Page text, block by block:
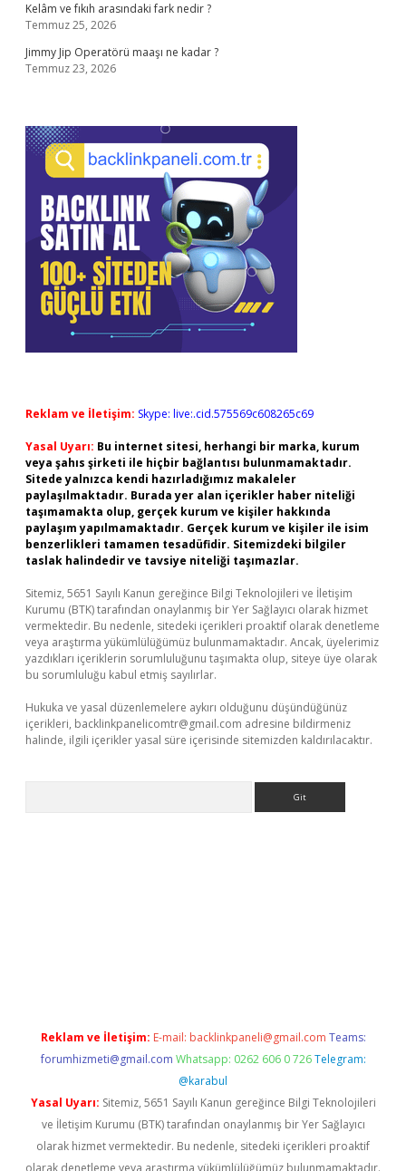
Kelâm ve fıkıh arasındaki fark nedir ?
Temmuz 25, 2026
Jimmy Jip Operatörü maaşı ne kadar ?
Temmuz 23, 2026
Reklam ve İletişim: Skype: live:.cid.575569c608265c69
Yasal Uyarı: Bu internet sitesi, herhangi bir marka, kurum
veya şahıs şirketi ile hiçbir bağlantısı bulunmamaktadır.
Sitede yalnızca kendi hazırladığımız makaleler
paylaşılmaktadır. Burada yer alan içerikler haber niteliği
taşımamakta olup, gerçek kurum ve kişiler hakkında
paylaşım yapılmamaktadır. Gerçek kurum ve kişiler ile isim
benzerlikleri tamamen tesadüfidir. Sitemizdeki bilgiler
taslak halindedir ve tavsiye niteliği taşımazlar.
Sitemiz, 5651 Sayılı Kanun gereğince Bilgi Teknolojileri ve İletişim
Kurumu (BTK) tarafından onaylanmış bir Yer Sağlayıcı olarak hizmet
vermektedir. Bu nedenle, sitedeki içerikleri proaktif olarak denetleme
veya araştırma yükümlülüğümüz bulunmamaktadır. Ancak, üyelerimiz
yazdıkları içeriklerin sorumluluğunu taşımakta olup, siteye üye olarak
bu sorumluluğu kabul etmiş sayılırlar.
Hukuka ve yasal düzenlemelere aykırı olduğunu düşündüğünüz
içerikleri, backlinkpanelicomtr@gmail.com adresine bildirmeniz
halinde, ilgili içerikler yasal süre içerisinde sitemizden kaldırılacaktır.
Reklam ve İletişim: E-mail: backlinkpaneli@gmail.com Teams:
forumhizmeti@gmail.com Whatsapp: 0262 606 0 726 Telegram:
@karabul
Yasal Uyarı: Sitemiz, 5651 Sayılı Kanun gereğince Bilgi Teknolojileri
ve İletişim Kurumu (BTK) tarafından onaylanmış bir Yer Sağlayıcı
olarak hizmet vermektedir. Bu nedenle, sitedeki içerikleri proaktif
olarak denetleme veya araştırma yükümlülüğümüz bulunmamaktadır.